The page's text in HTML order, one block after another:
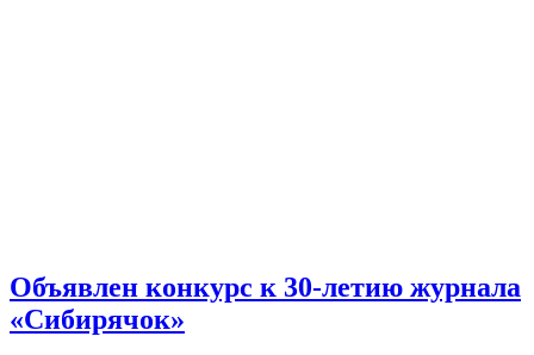
Объявлен конкурс к 30-летию журнала
«Сибирячок»